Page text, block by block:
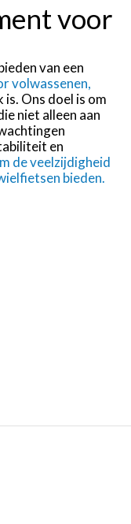
voor
van een
volwassenen,
Ons doel is om
niet alleen aan
en
de veelzijdigheid
bieden.